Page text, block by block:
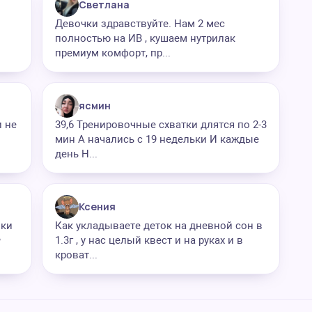
Светлана
Девочки здравствуйте. Нам 2 мес
полностью на ИВ , кушаем нутрилак
премиум комфорт, пр...
не
ясмин
39,6 Тренировочные схватки длятся по 2-3
мин А начались с 19 недельки И каждые
день Н...
Ксения
Как укладываете деток на дневной сон в
1.3г , у нас целый квест и на руках и в
кроват...